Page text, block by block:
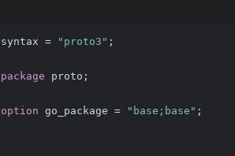
syntax = "proto3" ;
package proto;
option go_package = "base;base" ;